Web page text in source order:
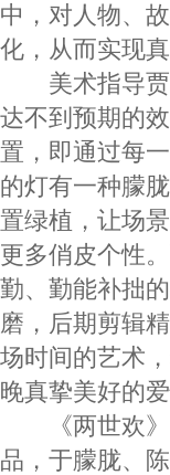
中，对人物、
化，从而实现
美术指导贾
达不到预期的
置，即通过每
的灯有一种朦
置绿植，让场
更多俏皮个性
勤、勤能补拙
磨，后期剪辑
场时间的艺术
晚真挚美好的
《两世欢》
品，于朦胧、